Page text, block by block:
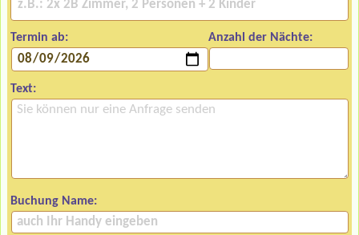
Termin ab: Anzahl der Nächte:
Text:
Buchung Name: